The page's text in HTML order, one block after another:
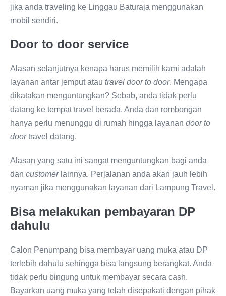
jika anda traveling ke Linggau Baturaja menggunakan
mobil sendiri.
Door to door service
Alasan selanjutnya kenapa harus memilih kami adalah
layanan antar jemput atau travel door to door. Mengapa
dikatakan menguntungkan? Sebab, anda tidak perlu
datang ke tempat travel berada. Anda dan rombongan
hanya perlu menunggu di rumah hingga layanan door to
doortravel datang.
Alasan yang satu ini sangat menguntungkan bagi anda
dan customerlainnya. Perjalanan anda akan jauh lebih
nyaman jika menggunakan layanan dari Lampung Travel.
Bisa melakukan pembayaran DP
dahulu
Calon Penumpang bisa membayar uang muka atau DP
terlebih dahulu sehingga bisa langsung berangkat. Anda
tidak perlu bingung untuk membayar secara cash.
Bayarkan uang muka yang telah disepakati dengan pihak